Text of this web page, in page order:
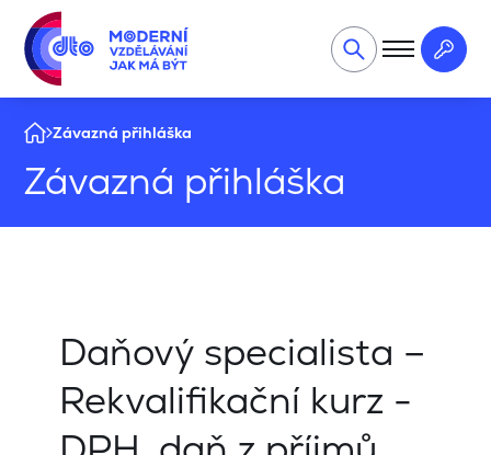
Závazná přihláška
Závazná přihláška
Daňový specialista –
Rekvalifikační kurz -